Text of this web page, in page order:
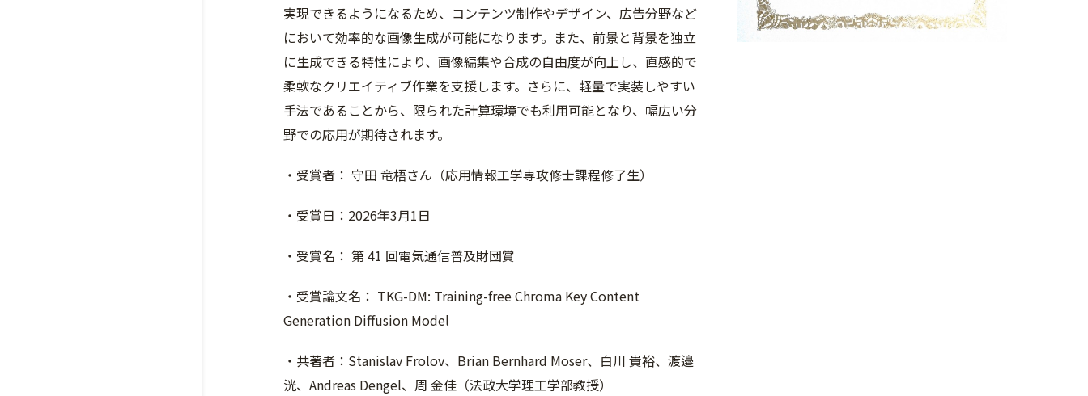
実現できるようになるため、コンテンツ制作やデザイン、広告分野など
において効率的な画像生成が可能になります。また、前景と背景を独立
に生成できる特性により、画像編集や合成の自由度が向上し、直感的で
柔軟なクリエイティブ作業を支援します。 さらに、軽量で実装しやすい
手法であることから、限られた計算環境でも利用可能となり、幅広い分
野での応用が期待されます。
・受賞者： 守田 竜梧さん（応用情報工学専攻修士課程修了生）
・受賞日：2026年3月1日
・受賞名： 第 41 回電気通信普及財団賞
・受賞論文名： TKG-DM: Training-free Chroma Key Content
Generation Diffusion Model
・共著者：Stanislav Frolov、Brian Bernhard Moser、白川 貴裕、渡邉
洸、Andreas Dengel、周 金佳（法政大学理工学部教授）